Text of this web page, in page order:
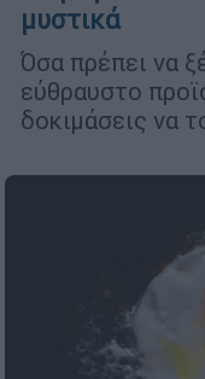
μυστικά
Όσα πρέπει να
εύθραυστο
δοκιμάσεις να